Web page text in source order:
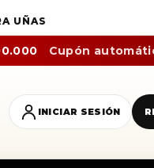
UÑAS
Cupón
INICIAR SESIÓN